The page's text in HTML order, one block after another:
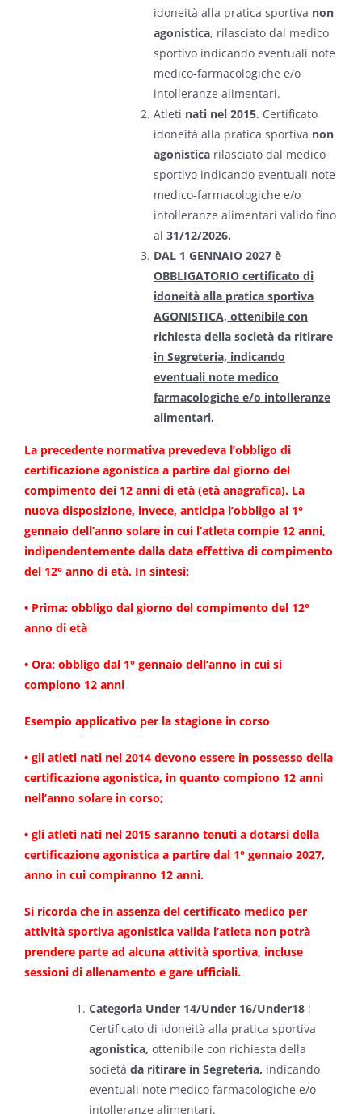
idoneità alla pratica sportiva non
agonistica, rilasciato dal medico
sportivo indicando eventuali note
medico‐farmacologiche e/o
intolleranze alimentari.
Atleti nati nel 2015. Certificato
idoneità alla pratica sportiva non
agonistica rilasciato dal medico
sportivo indicando eventuali note
medico-farmacologiche e/o
intolleranze alimentari valido fino
al 31/12/2026.
DAL 1 GENNAIO 2027 è
OBBLIGATORIO certificato di
idoneità alla pratica sportiva
AGONISTICA, ottenibile con
richiesta della società da ritirare
in Segreteria, indicando
eventuali note medico
farmacologiche e/o intolleranze
alimentari.
La precedente normativa prevedeva l’obbligo di
certificazione agonistica a partire dal giorno del
compimento dei 12 anni di età (età anagrafica). La
nuova disposizione, invece, anticipa l’obbligo al 1°
gennaio dell’anno solare in cui l’atleta compie 12 anni,
indipendentemente dalla data effettiva di compimento
del 12° anno di età. In sintesi:
• Prima: obbligo dal giorno del compimento del 12°
anno di età
• Ora: obbligo dal 1° gennaio dell’anno in cui si
compiono 12 anni
Esempio applicativo per la stagione in corso
• gli atleti nati nel 2014 devono essere in possesso della
certificazione agonistica, in quanto compiono 12 anni
nell’anno solare in corso;
• gli atleti nati nel 2015 saranno tenuti a dotarsi della
certificazione agonistica a partire dal 1° gennaio 2027,
anno in cui compiranno 12 anni.
Si ricorda che in assenza del certificato medico per
attività sportiva agonistica valida l’atleta non potrà
prendere parte ad alcuna attività sportiva, incluse
sessioni di allenamento e gare ufficiali.
Categoria Under 14/Under 16/Under18 :
Certificato di idoneità alla pratica sportiva
agonistica, ottenibile con richiesta della
società da ritirare in Segreteria, indicando
eventuali note medico farmacologiche e/o
intolleranze alimentari.